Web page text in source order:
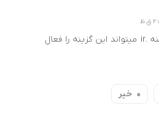
بسیار عالی سایت با دامنه .ir میتواند این گزینه را فعال
0 خیر